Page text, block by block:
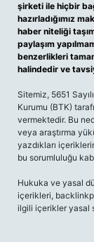
şirketi ile hiçbir
hazırladığımız
haber niteliği
paylaşım
benzerlikleri
halindedir ve
Sitemiz, 5651
Kurumu (BTK)
vermektedir. Bu
veya araştırma
yazdıkları
bu sorumluluğu
Hukuka ve yasal
içerikleri,
ilgili içerikler yasal